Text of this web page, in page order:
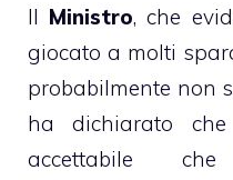
Il Ministro, che
giocato a molti
probabilmente non
ha dichiarato
accettabile